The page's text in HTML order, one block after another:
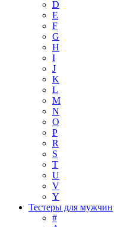
D
E
F
G
H
I
J
K
L
M
N
O
P
R
S
T
U
V
Y
Тестеры для мужчин
#